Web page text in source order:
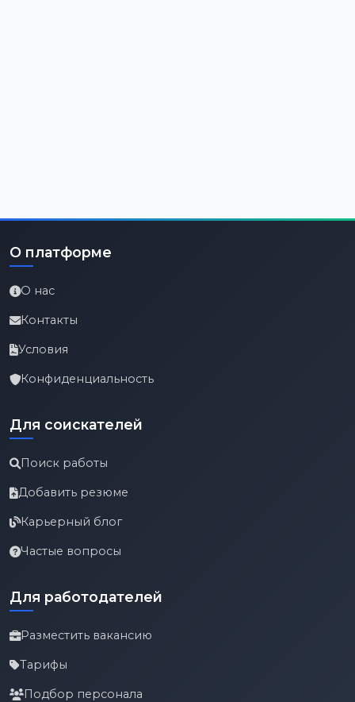
О платформе
О нас
Контакты
Условия
Конфиденциальность
Для соискателей
Поиск работы
Добавить резюме
Карьерный блог
Частые вопросы
Для работодателей
Разместить вакансию
Тарифы
Подбор персонала